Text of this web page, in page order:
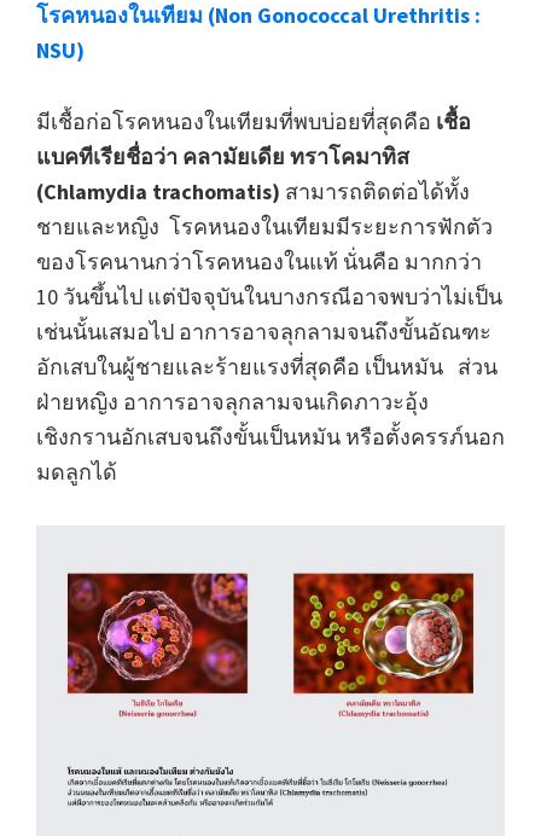
โรคหนองในเทียม (Non Gonococcal Urethritis :
NSU)
มีเชื้อก่อโรคหนองในเทียมที่พบบ่อยที่สุดคือ เชื้อ
แบคทีเรียชื่อว่า คลามัยเดีย ทราโคมาทิส
(Chlamydia trachomatis) สามารถติดต่อได้ทั้ง
ชายและหญิง โรคหนองในเทียมมีระยะการฟักตัว
ของโรคนานกว่าโรคหนองในแท้ นั่นคือ มากกว่า
10 วันขึ้นไป แต่ปัจจุบันในบางกรณีอาจพบว่าไม่เป็น
เช่นนั้นเสมอไป อาการอาจลุกลามจนถึงขั้นอัณฑะ
อักเสบในผู้ชายและร้ายแรงที่สุดคือ เป็นหมัน ส่วน
ฝ่ายหญิง อาการอาจลุกลามจนเกิดภาวะอุ้ง
เชิงกรานอักเสบจนถึงขั้นเป็นหมัน หรือตั้งครรภ์นอก
มดลูกได้